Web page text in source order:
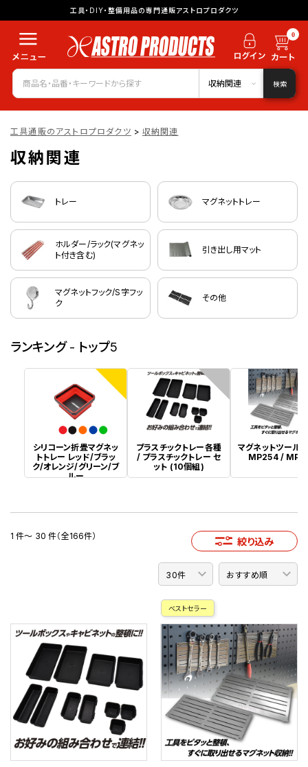
工具・DIY・整備用品の専門通販アストロプロダクツ
0
収納関連 検索
工具通販のアストロプロダクツ > 収納関連
収納関連
トレー マグネットトレー
ホルダー/ラック(マグネッ
ト付き含む)
引き出し用マット
マグネットフック/S字フッ
ク
その他
ランキング - トップ5
1
シリコーン折畳マグネッ
トトレー レッド/ブラッ
ク/オレンジ/グリーン/ブ
ルー
2
プラスチックトレー各種
/ プラスチックトレー セ
ット (10個組)
マグネットツール
MP254 /
1 件～ 30 件（全166件） 絞り込み
ベストセラー